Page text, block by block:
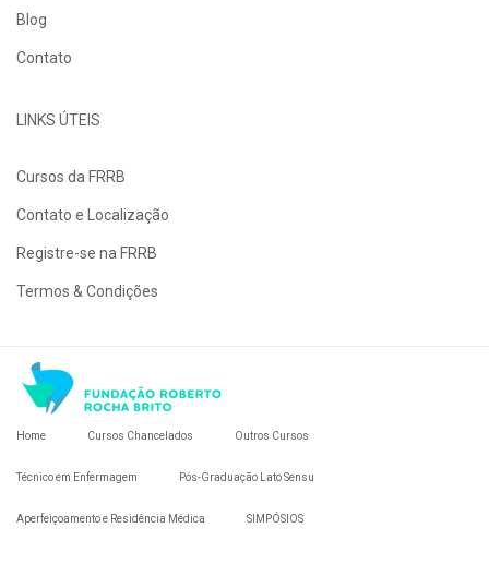
Blog
Contato
LINKS ÚTEIS
Cursos da FRRB
Contato e Localização
Registre-se na FRRB
Termos & Condições
Home Cursos Chancelados Outros Cursos
Técnico em Enfermagem Pós-Graduação Lato Sensu
Aperfeiçoamento e Residência Médica SIMPÓSIOS